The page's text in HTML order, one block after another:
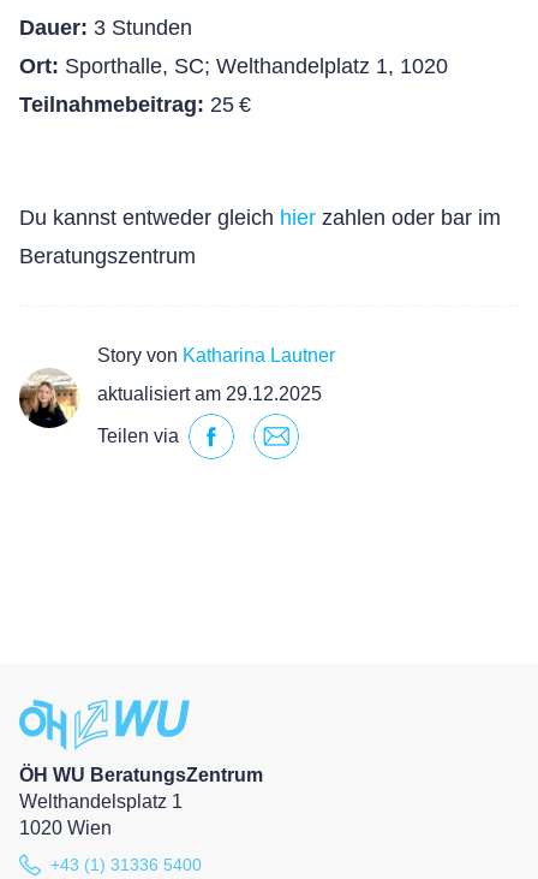
Dauer: 3 Stunden
Ort: Sporthalle, SC; Welthandelplatz 1, 1020
Teilnahmebeitrag: 25 €
Du kannst entweder gleich hier zahlen oder bar im
Beratungszentrum
Story von Katharina Lautner
aktualisiert am 29.12.2025
Teilen via
ÖH WU BeratungsZentrum
Welthandelsplatz 1
1020 Wien
+43 (1) 31336 5400